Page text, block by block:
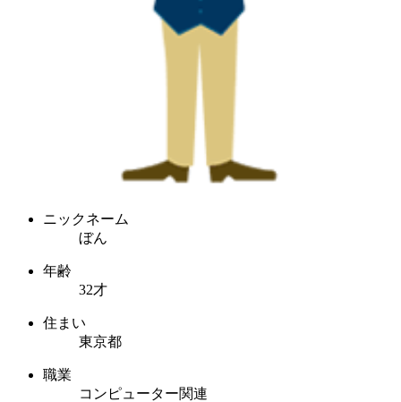
ニックネーム
ぼん
年齢
32才
住まい
東京都
職業
コンピューター関連